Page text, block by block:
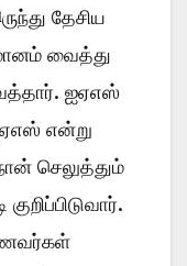
தேசிய
வைத்து
ஐஏஎஸ்
என்று
செலுத்தும்